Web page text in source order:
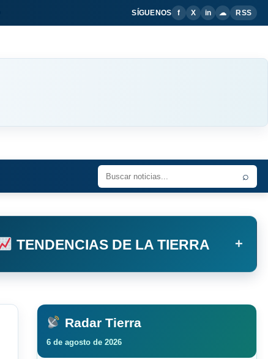
SÍGUENOS f X in ☁ RSS
⌕
TENDENCIAS DE LA TIERRA +
Radar Tierra
6 de agosto de 2026